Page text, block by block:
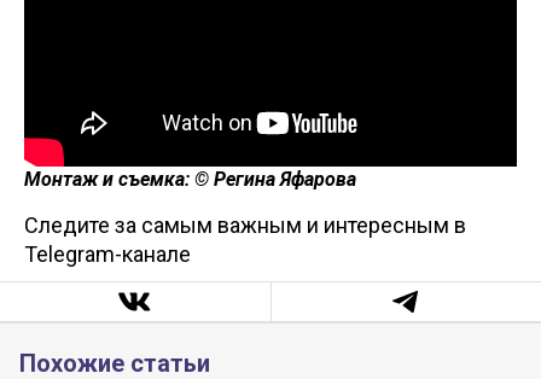
Монтаж и съемка: © Регина Яфарова
Следите за самым важным и интересным в
Telegram-канале
Похожие статьи